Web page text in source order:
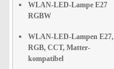
WLAN-LED-Lampe E27
RGBW
WLAN-LED-Lampen E27,
RGB, CCT, Matter-
kompatibel